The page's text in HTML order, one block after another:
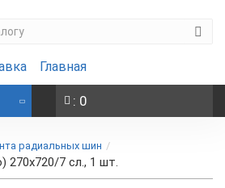
Главная
: 0
радиальных шин
270х720/7 сл., 1 шт.